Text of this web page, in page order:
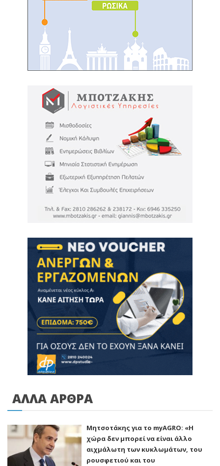
ΑΛΛΑ ΑΡΘΡΑ
Μητσοτάκης για το myAGRO: «Η
χώρα δεν μπορεί να είναι άλλο
αιχμάλωτη των κυκλωμάτων, του
ρουσφετιού και του